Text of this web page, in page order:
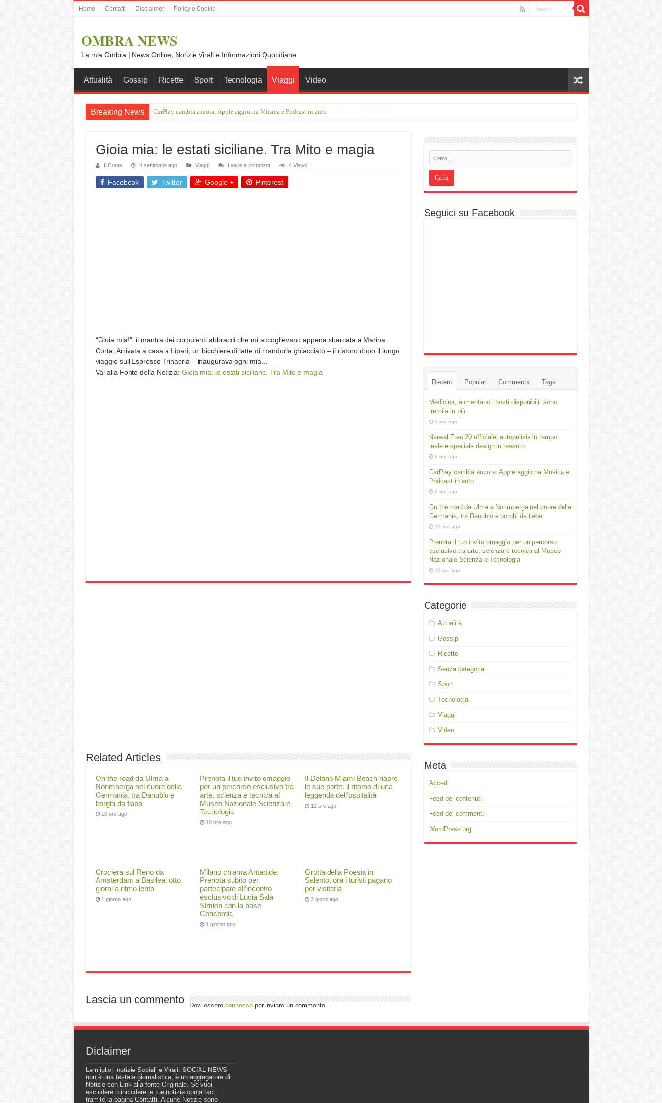
Home Contatti Disclaimer Policy e Cookie
OMBRA NEWS
La mia Ombra | News Online, Notizie Virali e Informazioni Quotidiane
Attualità Gossip Ricette Sport Tecnologia Viaggi Video
Breaking News CarPlay cambia ancora: Apple aggiorna Musica e Podcast in auto
On the road da Ulma a Norimberga nel cuore della Germania, tra Danubio e borghi da fiaba
Gioia mia: le estati siciliane. Tra Mito e magia
Il Conte 4 settimane ago Viaggi Leave a comment 4 Views
Facebook Twitter Google + Pinterest
“Gioia mia!”: il mantra dei corpulenti abbracci che mi accoglievano appena sbarcata a Marina
Corta. Arrivata a casa a Lipari, un bicchiere di latte di mandorla ghiacciato – il ristoro dopo il lungo
viaggio sull’Espresso Trinacria – inaugurava ogni mia…
Vai alla Fonte della Notizia: Gioia mia: le estati siciliane. Tra Mito e magia
Related Articles
On the road da Ulma a
Norimberga nel cuore della
Germania, tra Danubio e
borghi da fiaba
10 ore ago
Prenota il tuo invito omaggio
per un percorso esclusivo tra
arte, scienza e tecnica al
Museo Nazionale Scienza e
Tecnologia
10 ore ago
Il Delano Miami Beach riapre
le sue porte: il ritorno di una
leggenda dell’ospitalità
12 ore ago
Crociera sul Reno da
Amsterdam a Basilea: otto
giorni a ritmo lento
1 giorno ago
Milano chiama Antartide.
Prenota subito per
partecipare all’incontro
esclusivo di Lucia Sala
Simion con la base
Concordia
1 giorno ago
Grotta della Poesia in
Salento, ora i turisti pagano
per visitarla
2 giorni ago
Lascia un commento Devi essere connessoper inviare un commento.
Seguici su Facebook
Recent Popular Comments Tags
Medicina, aumentano i posti disponibili: sono
tremila in più
8 ore ago
Narwal Freo 20 ufficiale: autopulizia in tempo
reale e speciale design in tessuto
8 ore ago
CarPlay cambia ancora: Apple aggiorna Musica e
Podcast in auto
8 ore ago
On the road da Ulma a Norimberga nel cuore della
Germania, tra Danubio e borghi da fiaba
10 ore ago
Prenota il tuo invito omaggio per un percorso
esclusivo tra arte, scienza e tecnica al Museo
Nazionale Scienza e Tecnologia
10 ore ago
Categorie
Attualità
Gossip
Ricette
Senza categoria
Sport
Tecnologia
Viaggi
Video
Meta
Accedi
Feed dei contenuti
Feed dei commenti
WordPress.org
Diclaimer
Le migliori notizie Sociali e Virali. SOCIAL NEWS
non è una testata giornalistica, è un aggregatore di
Notizie con Link alla fonte Originale. Se vuoi
escludere o includere le tue notizie contattaci
tramite la pagina Contatti. Alcune Notizie sono